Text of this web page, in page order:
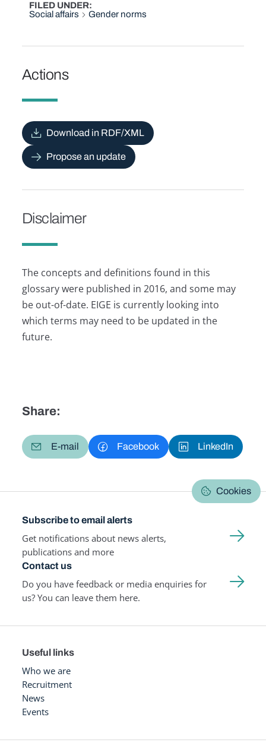
FILED UNDER
Social affairs
Gender norms
Actions
Download in RDF/XML
Propose an update
Disclaimer
The concepts and definitions found in this
glossary were published in 2016, and some may
be out-of-date. EIGE is currently looking into
which terms may need to be updated in the
future.
Share:
E-mail Facebook LinkedIn
Cookies
Subscribe to email alerts
Get notifications about news alerts,
publications and more
Contact us
Do you have feedback or media enquiries for
us? You can leave them here.
Useful links
Who we are
Recruitment
News
Events